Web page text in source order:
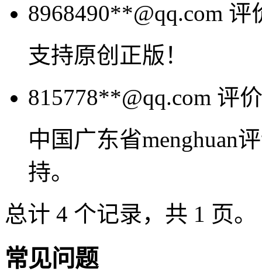
8968490**@qq.com 评
支持原创正版！
815778**@qq.com 评
中国广东省menghuan
持。
总计 4 个记录，共 1 页。
常见问题